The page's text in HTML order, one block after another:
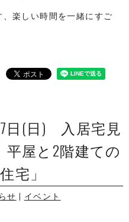
時間を一緒にすご
日(日) 入居宅見
屋と2階建ての
宅」
せ | イベント